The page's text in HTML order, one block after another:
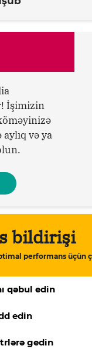
bildirişi
performans üçün
qəbul edin
edin
gedin
İşimizin
və ya